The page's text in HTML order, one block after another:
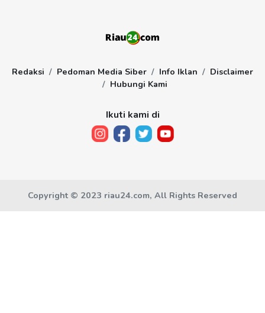
Redaksi Pedoman Media Siber Info Iklan
Disclaimer
Hubungi Kami
Ikuti kami di
Copyright © 2023 riau24.com, All Rights Reserved